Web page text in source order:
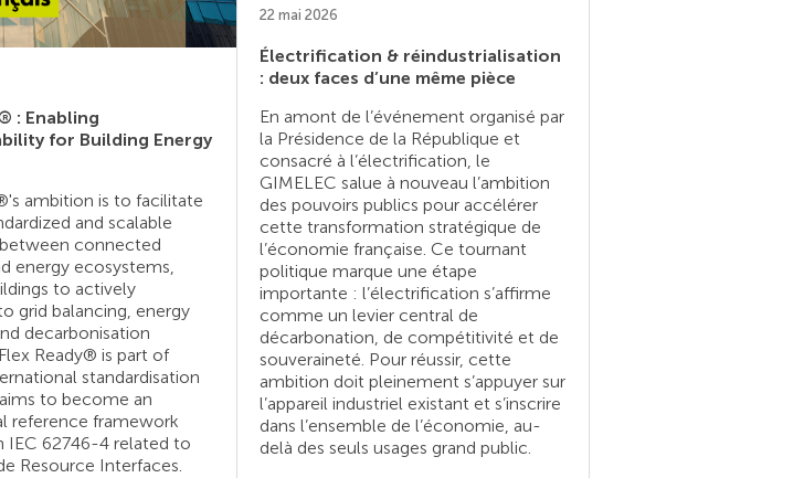
: Enabling
for Building Energy
ambition is to facilitate
and scalable
connected
energy ecosystems,
to actively
grid balancing, energy
decarbonisation
Ready® is part of
standardisation
to become an
reference framework
IEC 62746-4 related to
Resource Interfaces.
22 mai 2026
Électrification & réindustrialisation
: deux faces d’une même pièce
En amont de l’événement organisé par
la Présidence de la République et
consacré à l’électrification, le
GIMELEC salue à nouveau l’ambition
des pouvoirs publics pour accélérer
cette transformation stratégique de
l’économie française. Ce tournant
politique marque une étape
importante : l’électrification s’affirme
comme un levier central de
décarbonation, de compétitivité et de
souveraineté. Pour réussir, cette
ambition doit pleinement s’appuyer sur
l’appareil industriel existant et s’inscrire
dans l’ensemble de l’économie, au-
delà des seuls usages grand public.